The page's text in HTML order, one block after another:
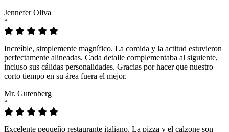
Jennefer Oliva
“
Increíble, simplemente magnífico. La comida y la actitud estuvieron
perfectamente alineadas. Cada detalle complementaba al siguiente,
incluso sus cálidas personalidades. Gracias por hacer que nuestro
corto tiempo en su área fuera el mejor.
Mr. Gutenberg
“
Excelente pequeño restaurante italiano. La pizza y el calzone son